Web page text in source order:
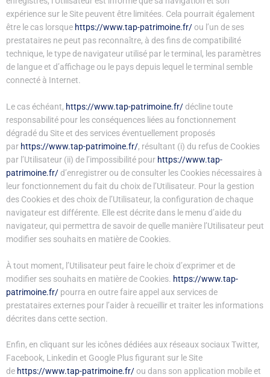
expérience sur le Site peuvent être limitées. Cela pourrait également
être le cas lorsque https://www.tap-patrimoine.fr/ou l’un de ses
prestataires ne peut pas reconnaître, à des fins de compatibilité
technique, le type de navigateur utilisé par le terminal, les paramètres
de langue et d’affichage ou le pays depuis lequel le terminal semble
connecté à Internet.
Le cas échéant, https://www.tap-patrimoine.fr/décline toute
responsabilité pour les conséquences liées au fonctionnement
dégradé du Site et des services éventuellement proposés
par https://www.tap-patrimoine.fr/, résultant (i) du refus de Cookies
par l’Utilisateur (ii) de l’impossibilité pour https://www.tap-
patrimoine.fr/d’enregistrer ou de consulter les Cookies nécessaires à
leur fonctionnement du fait du choix de l’Utilisateur. Pour la gestion
des Cookies et des choix de l’Utilisateur, la configuration de chaque
navigateur est différente. Elle est décrite dans le menu d’aide du
navigateur, qui permettra de savoir de quelle manière l’Utilisateur peut
modifier ses souhaits en matière de Cookies.
À tout moment, l’Utilisateur peut faire le choix d’exprimer et de
modifier ses souhaits en matière de Cookies. https://www.tap-
patrimoine.fr/ pourra en outre faire appel aux services de
prestataires externes pour l’aider à recueillir et traiter les informations
décrites dans cette section.
Enfin, en cliquant sur les icônes dédiées aux réseaux sociaux Twitter,
Facebook, Linkedin et Google Plus figurant sur le Site
de https://www.tap-patrimoine.fr/ou dans son application mobile et